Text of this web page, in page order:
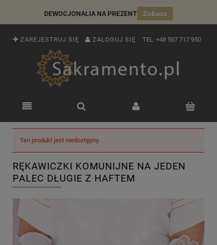
DEWOCJONALIA NA PREZENT Zobacz
ZAREJESTRUJ SIĘ ZALOGUJ SIĘ TEL: +48 507 717 950
Ten produkt jest niedostępny.
RĘKAWICZKI KOMUNIJNE NA JEDEN
PALEC DŁUGIE Z HAFTEM